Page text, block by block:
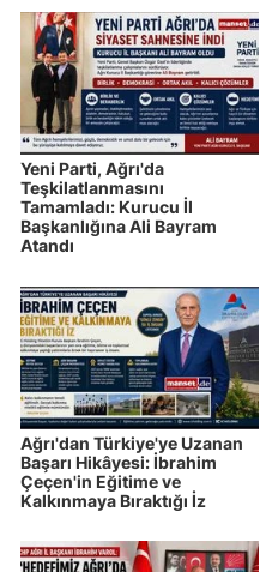
Yeni Parti, Ağrı'da
Teşkilatlanmasını
Tamamladı: Kurucu İl
Başkanlığına Ali Bayram
Atandı
Ağrı'dan Türkiye'ye Uzanan
Başarı Hikâyesi: İbrahim
Çeçen'in Eğitime ve
Kalkınmaya Bıraktığı İz